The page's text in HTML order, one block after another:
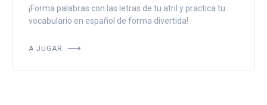
¡Forma palabras con las letras de tu atril y practica tu
vocabulario en español de forma divertida!
A JUGAR